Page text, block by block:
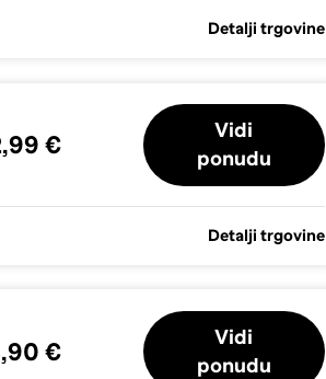
Detalji trgovine
€
Vidi
ponudu
Detalji trgovine
€
Vidi
ponudu